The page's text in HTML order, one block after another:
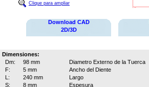
Clique para ampliar
Download CAD
2D/3D
Dimensiones:
Dm:
98 mm
Diametro Externo de la Tuerca
F:
5 mm
Ancho del Diente
L:
240 mm
Largo
S:
8 mm
Espesura